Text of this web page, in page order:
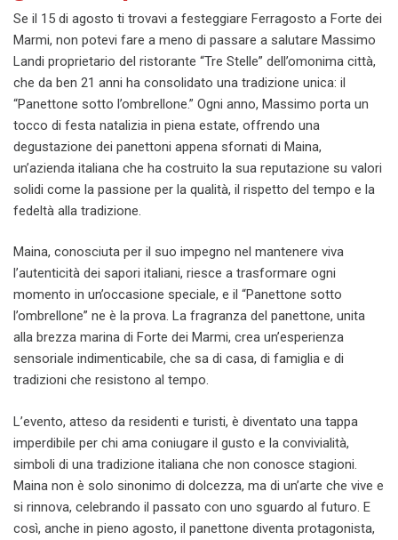
Se il 15 di agosto ti trovavi a festeggiare Ferragosto a Forte dei
Marmi, non potevi fare a meno di passare a salutare Massimo
Landi proprietario del ristorante “Tre Stelle” dell’omonima città,
che da ben 21 anni ha consolidato una tradizione unica: il
“Panettone sotto l’ombrellone.” Ogni anno, Massimo porta un
tocco di festa natalizia in piena estate, offrendo una
degustazione dei panettoni appena sfornati di Maina,
un’azienda italiana che ha costruito la sua reputazione su valori
solidi come la passione per la qualità, il rispetto del tempo e la
fedeltà alla tradizione.
Maina, conosciuta per il suo impegno nel mantenere viva
l’autenticità dei sapori italiani, riesce a trasformare ogni
momento in un’occasione speciale, e il “Panettone sotto
l’ombrellone” ne è la prova. La fragranza del panettone, unita
alla brezza marina di Forte dei Marmi, crea un’esperienza
sensoriale indimenticabile, che sa di casa, di famiglia e di
tradizioni che resistono al tempo.
L’evento, atteso da residenti e turisti, è diventato una tappa
imperdibile per chi ama coniugare il gusto e la convivialità,
simboli di una tradizione italiana che non conosce stagioni.
Maina non è solo sinonimo di dolcezza, ma di un’arte che vive e
si rinnova, celebrando il passato con uno sguardo al futuro. E
così, anche in pieno agosto, il panettone diventa protagonista,